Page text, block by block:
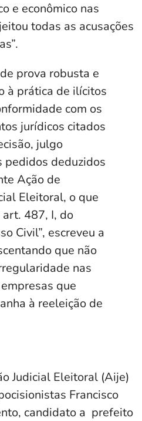
e econômico nas
todas as acusações
prova robusta e
à prática de ilícitos
com os
jurídicos citados
julgo
pedidos deduzidos
Ação de
Eleitoral, o que
487, I, do
Civil”, escreveu a
que não
nas
que
à reeleição de
Judicial Eleitoral (Aije)
Francisco
candidato a prefeito